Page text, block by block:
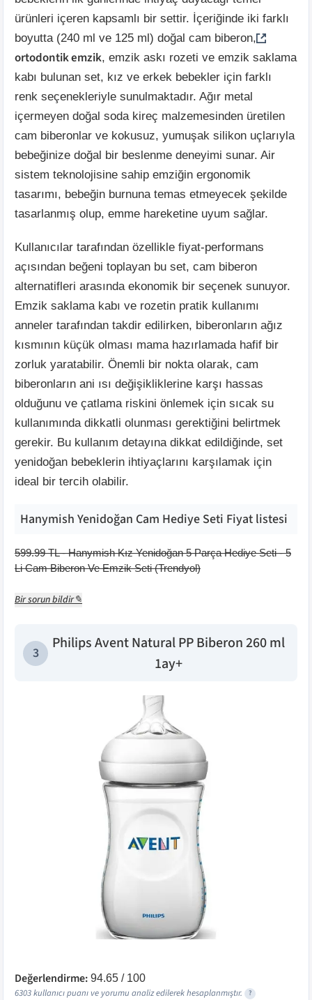
ürünleri içeren kapsamlı bir settir. İçeriğinde iki farklı
boyutta (240 ml ve 125 ml) doğal cam biberon,
ortodontik emzik, emzik askı rozeti ve emzik saklama
kabı bulunan set, kız ve erkek bebekler için farklı
renk seçenekleriyle sunulmaktadır. Ağır metal
içermeyen doğal soda kireç malzemesinden üretilen
cam biberonlar ve kokusuz, yumuşak silikon uçlarıyla
bebeğinize doğal bir beslenme deneyimi sunar. Air
sistem teknolojisine sahip emziğin ergonomik
tasarımı, bebeğin burnuna temas etmeyecek şekilde
tasarlanmış olup, emme hareketine uyum sağlar.
Kullanıcılar tarafından özellikle fiyat-performans
açısından beğeni toplayan bu set, cam biberon
alternatifleri arasında ekonomik bir seçenek sunuyor.
Emzik saklama kabı ve rozetin pratik kullanımı
anneler tarafından takdir edilirken, biberonların ağız
kısmının küçük olması mama hazırlamada hafif bir
zorluk yaratabilir. Önemli bir nokta olarak, cam
biberonların ani ısı değişikliklerine karşı hassas
olduğunu ve çatlama riskini önlemek için sıcak su
kullanımında dikkatli olunması gerektiğini belirtmek
gerekir. Bu kullanım detayına dikkat edildiğinde, set
yenidoğan bebeklerin ihtiyaçlarını karşılamak için
ideal bir tercih olabilir.
Hanymish Yenidoğan Cam Hediye Seti Fiyat listesi
599.99TL -Hanymish Kız Yenidoğan 5 Parça Hediye Seti - 5
Li Cam Biberon Ve Emzik Seti(Trendyol)
Bir sorun bildir✎
3
Philips Avent Natural PP Biberon 260 ml
1ay+
Değerlendirme: 94.65 / 100
6303kullanıcı puanı ve yorumu analiz edilerek hesaplanmıştır. ?